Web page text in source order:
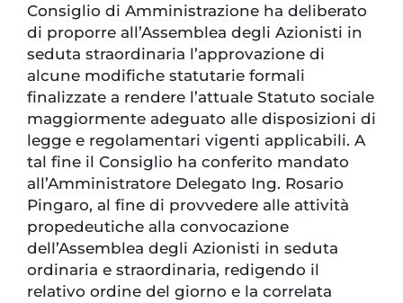
Consiglio di Amministrazione ha deliberato
di proporre all’Assemblea degli Azionisti in
seduta straordinaria l’approvazione di
alcune modifiche statutarie formali
finalizzate a rendere l’attuale Statuto sociale
maggiormente adeguato alle disposizioni di
legge e regolamentari vigenti applicabili. A
tal fine il Consiglio ha conferito mandato
all’Amministratore Delegato Ing. Rosario
Pingaro, al fine di provvedere alle attività
propedeutiche alla convocazione
dell’Assemblea degli Azionisti in seduta
ordinaria e straordinaria, redigendo il
relativo ordine del giorno e la correlata